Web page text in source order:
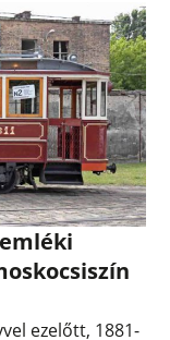
ezelőtt, 1881-